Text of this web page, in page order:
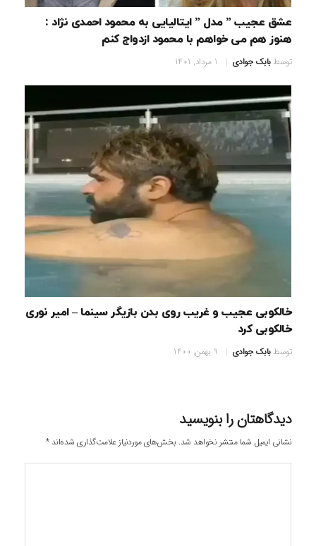
عشق عجیب ” مدل ” ایتالیایی به محمود احمدی نژاد :
هنوز هم می خواهم با محمود ازدواج کنم
توسطبابک جوادی 1 مرداد, 1401
خالکوبی عجیب و غریب روی بدن بازیگر سینما – امیر نوری
خالکوبی کرد
توسطبابک جوادی 9 بهمن, 1400
دیدگاهتان را بنویسید
نشانی ایمیل شما منتشر نخواهد شد. بخش‌های موردنیاز علامت‌گذاری شده‌اند*